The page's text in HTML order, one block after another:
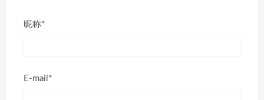
昵称*
E-mail*